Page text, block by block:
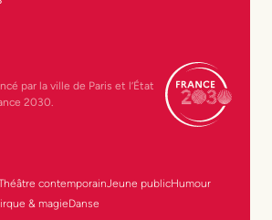
par la ville de Paris et l’État
2030.
contemporainJeune publicHumour
& magieDanse